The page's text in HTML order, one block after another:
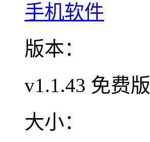
手机软件
版本：
v1.1.43 免费版
大小：